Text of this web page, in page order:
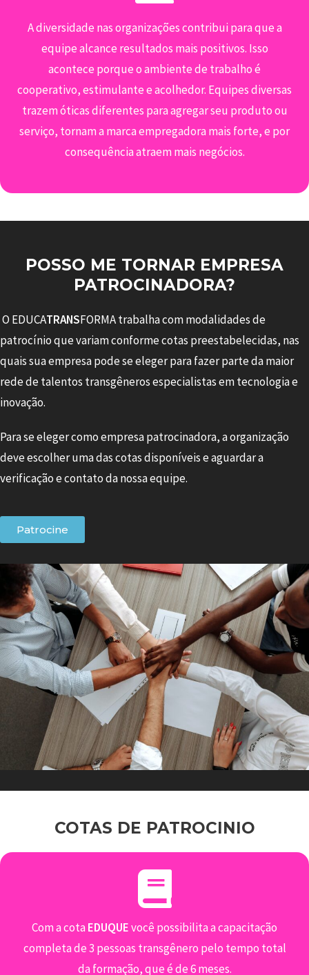
A diversidade nas organizações contribui para que a
equipe alcance resultados mais positivos. Isso
acontece porque o ambiente de trabalho é
cooperativo, estimulante e acolhedor. Equipes diversas
trazem óticas diferentes para agregar seu produto ou
serviço, tornam a marca empregadora mais forte, e por
consequência atraem mais negócios.
POSSO ME TORNAR EMPRESA
PATROCINADORA?
O EDUCATRANSFORMA trabalha com modalidades de
patrocínio que variam conforme cotas preestabelecidas, nas
quais sua empresa pode se eleger para fazer parte da maior
rede de talentos transgêneros especialistas em tecnologia e
inovação.
Para se eleger como empresa patrocinadora, a organização
deve escolher uma das cotas disponíveis e aguardar a
verificação e contato da nossa equipe.
Patrocine
COTAS DE PATROCINIO
Com a cotaEDUQUEvocê possibilita a capacitação
completa de 3 pessoas transgênero pelo tempo total
da formação, que é de 6 meses.